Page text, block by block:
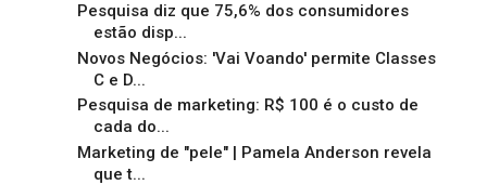
Pesquisa diz que 75,6% dos consumidores
estão disp...
Novos Negócios: 'Vai Voando' permite Classes
C e D...
Pesquisa de marketing: R$ 100 é o custo de
cada do...
Marketing de "pele" | Pamela Anderson revela
que t...